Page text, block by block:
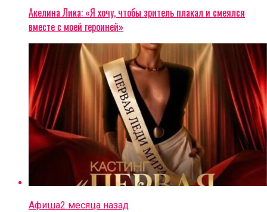
Акелина Лика: «Я хочу, чтобы зритель плакал и смеялся
вместе с моей героиней»
Афиша2 месяца назад